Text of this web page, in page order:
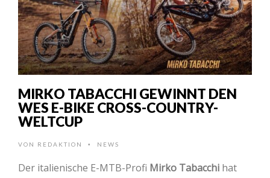
MIRKO TABACCHI GEWINNT DEN
WES E-BIKE CROSS-COUNTRY-
WELTCUP
VON REDAKTION • NEWS
Der italienische E-MTB-Profi Mirko Tabacchi hat